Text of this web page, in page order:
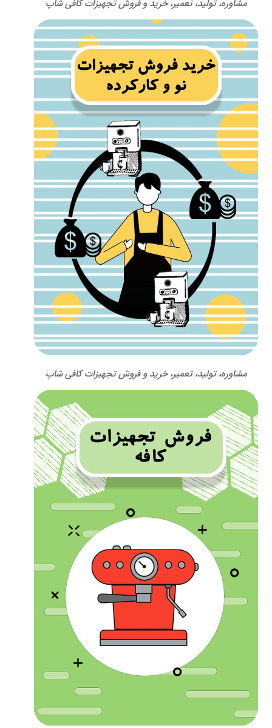
مشاوره، تولید، تعمیر، خرید و فروش تجهیزات کافی شاپ
مشاوره، تولید، تعمیر، خرید و فروش تجهیزات کافی شاپ